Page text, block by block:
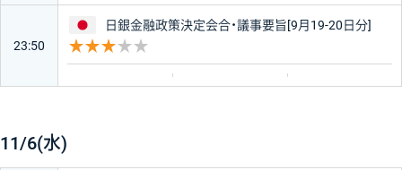
23:50
日本
日銀金融政策決定会合・議事要旨[9月19-20日分]
11/6(水)